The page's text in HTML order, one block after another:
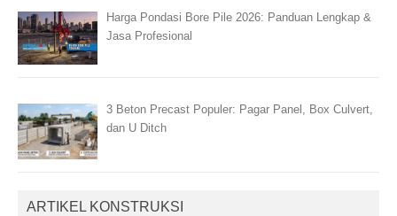
Harga Pondasi Bore Pile 2026: Panduan Lengkap &
Jasa Profesional
3 Beton Precast Populer: Pagar Panel, Box Culvert,
dan U Ditch
ARTIKEL KONSTRUKSI